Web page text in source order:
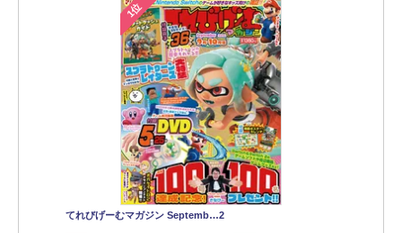
1位
てれびげーむマガジン Septemb…2